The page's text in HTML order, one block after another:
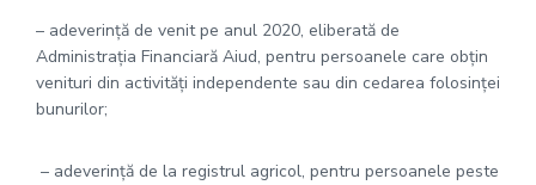
– adeverinţă de venit pe anul 2020, eliberată de
Administrația Financiară Aiud, pentru persoanele care obţin
venituri din activităţi independente sau din cedarea folosinţei
bunurilor;
– adeverință de la registrul agricol, pentru persoanele peste